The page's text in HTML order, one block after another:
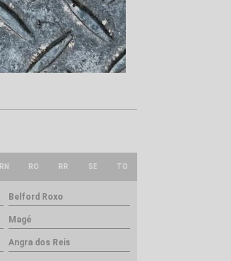
RN RO RR SE TO
Belford Roxo
Magé
Angra dos Reis